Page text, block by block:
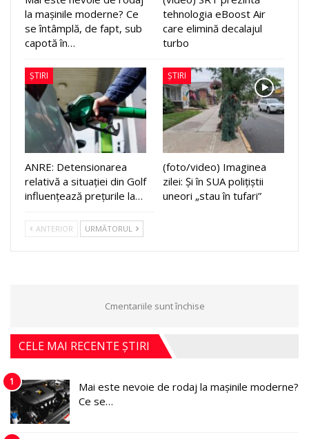
la mașinile moderne? Ce
se întâmplă, de fapt, sub
capotă în…
tehnologia eBoost Air
care elimină decalajul
turbo
ȘTIRI
ANRE: Detensionarea
relativă a situației din Golf
influențează prețurile la…
ȘTIRI
(foto/video) Imaginea
zilei: Și în SUA polițiștii
uneori „stau în tufari”
ANTERIOR URMĂTORUL
Cmentariile sunt închise
CELE MAI RECENTE ȘTIRI
1
Mai este nevoie de rodaj la mașinile moderne?
Ce se…